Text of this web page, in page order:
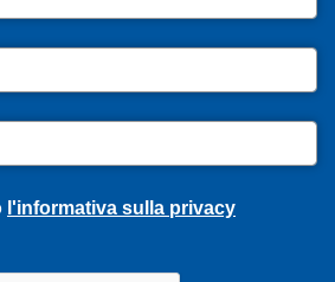
l'informativa sulla privacy